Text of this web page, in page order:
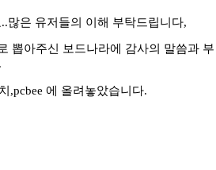
많은 유저들의 이해 부탁드립니다,
뽑아주신 보드나라에 감사의 말씀과 부
,pcbee 에 올려놓았습니다.